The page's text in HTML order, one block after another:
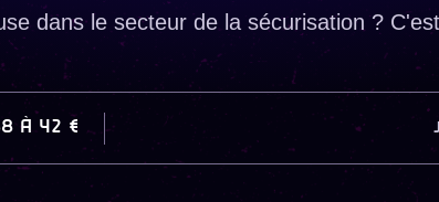
dans le secteur de la sécurisation ?
À 42 €